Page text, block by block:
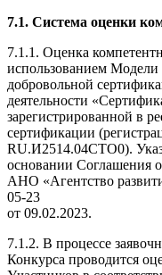
7.1. Система оценки
7.1.1. Оценка
использованием
добровольной
деятельности
зарегистрированной в
сертификации
RU.И2514.04СТО0).
основании Соглашения
АНО «Агентство
05-23
от 09.02.2023.
7.1.2. В процессе
Конкурса проводится